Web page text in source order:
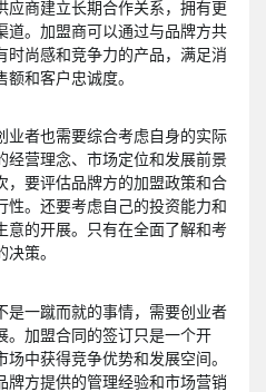
应商建立长期合作关系，拥有更
道。加盟商可以通过与品牌方共
时尚感和竞争力的产品，满足消
和客户忠诚度。
业者也需要综合考虑自身的实际
经营理念、市场定位和发展前景
，要评估品牌方的加盟政策和合
性。还要考虑自己的投资能力和
意的开展。只有在全面了解和考
策。
是一蹴而就的事情，需要创业者
。加盟合同的签订只是一个开
中获得竞争优势和发展空间。
牌方提供的管理经验和市场营销